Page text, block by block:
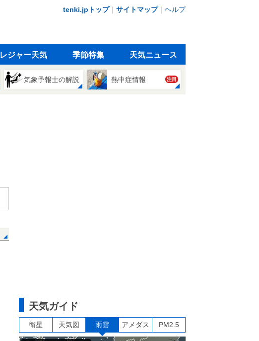
tenki.jpトップ｜ サイトマップ｜ ヘルプ
レジャー天気 季節特集 天気ニュース
気象予報士の解説 熱中症情報 注目
天気ガイド
衛星 天気図 雨雲 アメダス PM2.5